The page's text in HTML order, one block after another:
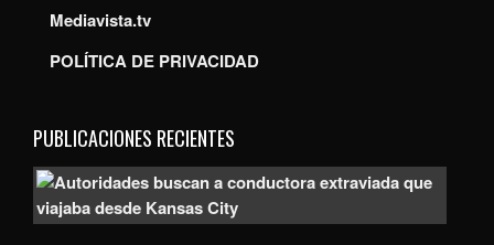
Mediavista.tv
POLÍTICA DE PRIVACIDAD
PUBLICACIONES RECIENTES